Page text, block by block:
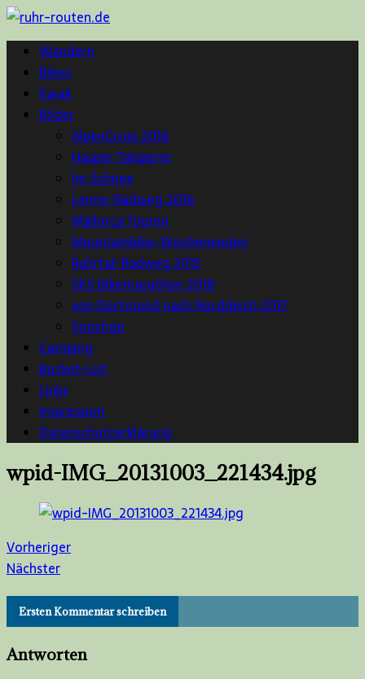
Wandern
Biken
Kajak
Bilder
AlpenCross 2016
Hasper Talsperre
Im Schnee
Lenne-Radweg 2016
Mallorca Touren
Mountainbike-Wochenenden
Ruhrtal-Radweg 2015
SKS Bikemarathon 2018
von Dortmund nach Norddeich 2017
Sonstige
Camping
Bucket-List
Links
Impressum
Datenschutzerklärung
wpid-IMG_20131003_221434.jpg
Vorheriger
Nächster
Ersten Kommentar schreiben
Antworten